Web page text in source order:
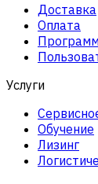
Доставка
Оплата
Услуги
Обучение
Лизинг